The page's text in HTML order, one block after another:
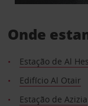
Onde
Estação de Al
Edifício Al Otair
Estação de Azizia